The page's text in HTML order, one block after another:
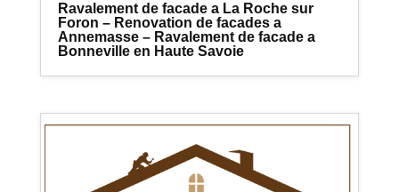
Ravalement de facade a La Roche sur
Foron – Renovation de facades a
Annemasse – Ravalement de facade a
Bonneville en Haute Savoie